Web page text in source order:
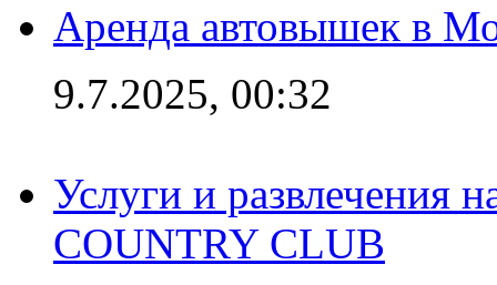
Аренда автовышек в
9.7.2025, 00:32
Услуги и развлечения
COUNTRY CLUB